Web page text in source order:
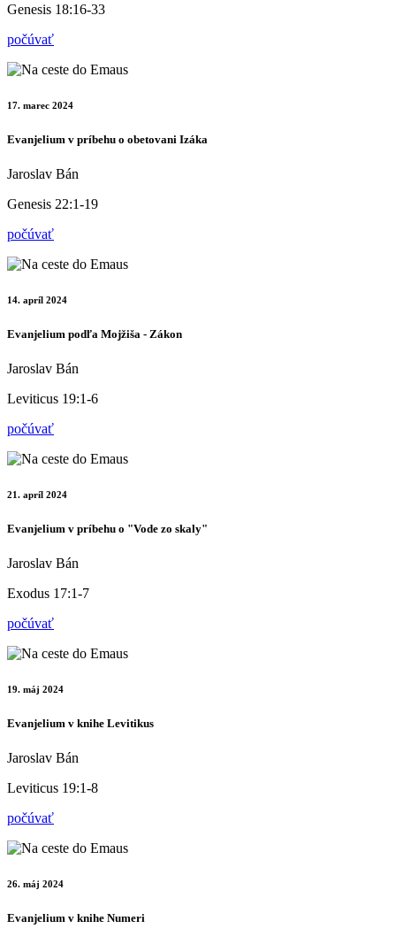
Genesis 18:16-33
počúvať
17. marec 2024
Evanjelium v príbehu o obetovani Izáka
Jaroslav Bán
Genesis 22:1-19
počúvať
14. apríl 2024
Evanjelium podľa Mojžiša - Zákon
Jaroslav Bán
Leviticus 19:1-6
počúvať
21. apríl 2024
Evanjelium v príbehu o "Vode zo skaly"
Jaroslav Bán
Exodus 17:1-7
počúvať
19. máj 2024
Evanjelium v knihe Levitikus
Jaroslav Bán
Leviticus 19:1-8
počúvať
26. máj 2024
Evanjelium v knihe Numeri